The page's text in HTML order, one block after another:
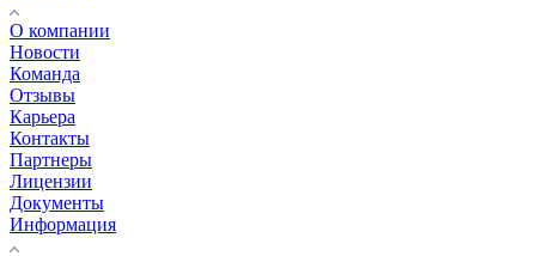
О компании
Новости
Команда
Отзывы
Карьера
Контакты
Партнеры
Лицензии
Документы
Информация